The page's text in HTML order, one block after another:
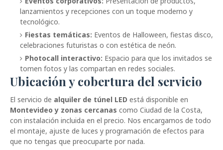
lanzamientos y recepciones con un toque moderno y
tecnológico.
Fiestas temáticas: Eventos de Halloween, fiestas disco,
celebraciones futuristas o con estética de neón.
Photocall interactivo: Espacio para que los invitados se
tomen fotos y las compartan en redes sociales.
Ubicación y cobertura del servicio
El servicio de alquiler de túnel LED está disponible en
Montevideo y zonas cercanas como Ciudad de la Costa,
con instalación incluida en el precio. Nos encargamos de todo
el montaje, ajuste de luces y programación de efectos para
que no tengas que preocuparte por nada.